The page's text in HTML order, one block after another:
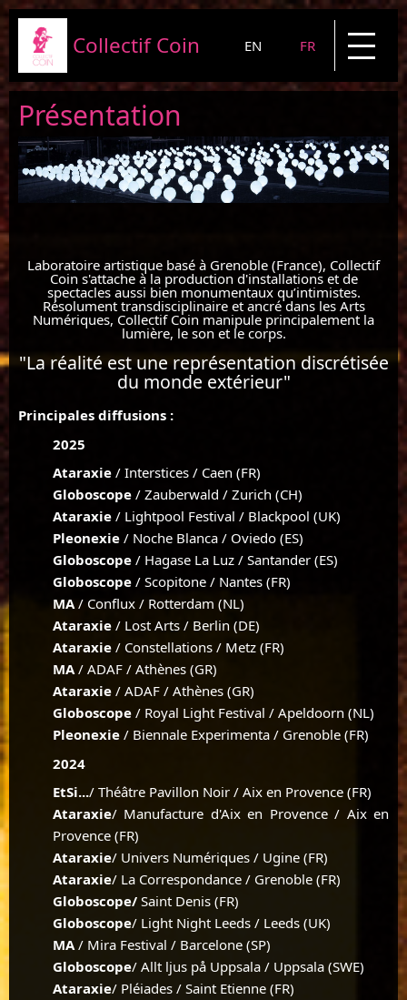
FR
EN
Collectif Coin
Présentation
Projets
News
Blog
Contact
Présentation
Laboratoire artistique basé à Grenoble (France), Collectif
Coin s'attache à la production d'installations et de
spectacles aussi bien monumentaux qu’intimistes.
Résolument transdisciplinaire et ancré dans les Arts
Numériques, Collectif Coin manipule principalement la
lumière, le son et le corps.
"La réalité est une représentation discrétisée
du monde extérieur"
Principales diffusions :
2025
Ataraxie/ Interstices / Caen (FR)
Globoscope/ Zauberwald / Zurich (CH)
Ataraxie/ Lightpool Festival / Blackpool (UK)
Pleonexie/ Noche Blanca / Oviedo (ES)
Globoscope/ Hagase La Luz / Santander (ES)
Globoscope/ Scopitone / Nantes (FR)
MA/ Conflux / Rotterdam (NL)
Ataraxie / Lost Arts / Berlin (DE)
Ataraxie/ Constellations / Metz (FR)
MA/ ADAF / Athènes (GR)
Ataraxie/ ADAF / Athènes (GR)
Globoscope/ Royal Light Festival / Apeldoorn (NL)
Pleonexie/ Biennale Experimenta / Grenoble (FR)
2024
EtSi.../ Théâtre Pavillon Noir / Aix en Provence (FR)
Ataraxie/ Manufacture d'Aix en Provence / Aix en
Provence (FR)
Ataraxie/ Univers Numériques / Ugine (FR)
Ataraxie/ La Correspondance / Grenoble (FR)
Globoscope/Saint Denis (FR)
Globoscope/ Light Night Leeds / Leeds (UK)
MA/ Mira Festival / Barcelone (SP)
Globoscope/ Allt ljus på Uppsala / Uppsala (SWE)
Ataraxie/ Pléiades / Saint Etienne (FR)